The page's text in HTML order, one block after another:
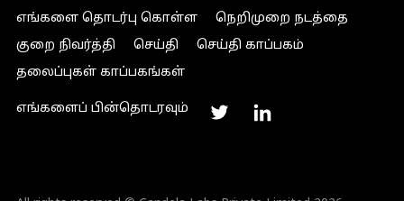
எங்களை தொடர்பு கொள்ள
நெறிமுறை நடத்தை
குறை நிவர்த்தி
செய்தி
செய்தி காப்பகம்
தலைப்புகள் காப்பகங்கள்
எங்களைப் பின்தொடரவும்